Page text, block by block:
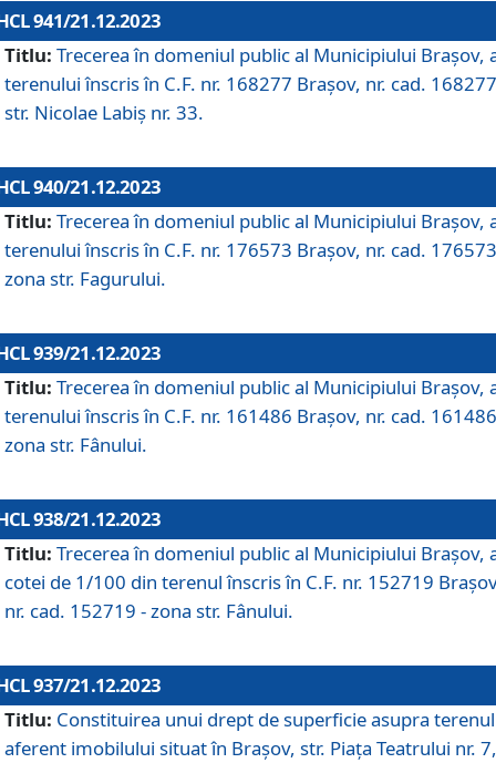
941/21.12.2023
Titlu: Trecerea în domeniul public al Municipiului Braşov,
terenului înscris în C.F. nr. 168277 Brașov, nr. cad.
str. Nicolae Labiș nr. 33.
940/21.12.2023
Titlu: Trecerea în domeniul public al Municipiului Braşov,
terenului înscris în C.F. nr. 176573 Brașov, nr. cad.
zona str. Fagurului.
939/21.12.2023
Titlu: Trecerea în domeniul public al Municipiului Braşov,
terenului înscris în C.F. nr. 161486 Brașov, nr. cad.
zona str. Fânului.
938/21.12.2023
Titlu: Trecerea în domeniul public al Municipiului Braşov,
cotei de 1/100 din terenul înscris în C.F. nr. 152719
nr. cad. 152719 - zona str. Fânului.
937/21.12.2023
Titlu: Constituirea unui drept de superficie asupra
aferent imobilului situat în Brașov, str. Piața Teatrului nr. 7,